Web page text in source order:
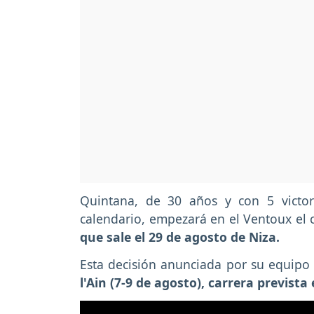
Quintana, de 30 años y con 5
calendario, empezará en el Ventoux
que sale el 29 de agosto de Niza.
Esta decisión anunciada por su
l'Ain (7-9 de agosto), carrera